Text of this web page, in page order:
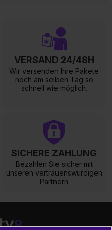
VERSAND 24/48H
Wir versenden Ihre Pakete
noch am selben Tag so
schnell wie möglich.
SICHERE ZAHLUNG
Bezahlen Sie sicher mit
unseren vertrauenswürdigen
Partnern